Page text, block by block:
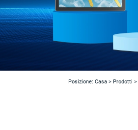
Posizione: Casa> Prodotti >